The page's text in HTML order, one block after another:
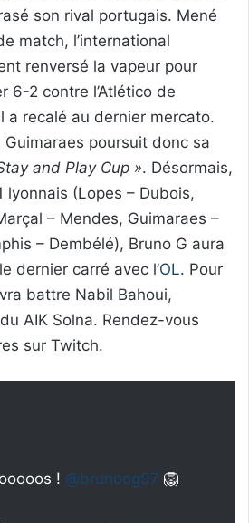
son rival portugais. Mené
match, l’international
renversé la vapeur pour
6-2 contre l’Atlético de
a recalé au dernier mercato.
Guimaraes poursuit donc sa
and Play Cup ». Désormais,
(Lopes – Dubois,
– Mendes, Guimaraes –
– Dembélé), Bruno G aura
dernier carré avec l’OL. Pour
battre Nabil Bahoui,
AIK Solna. Rendez-vous
sur Twitch.
! @brunoog97 🦁